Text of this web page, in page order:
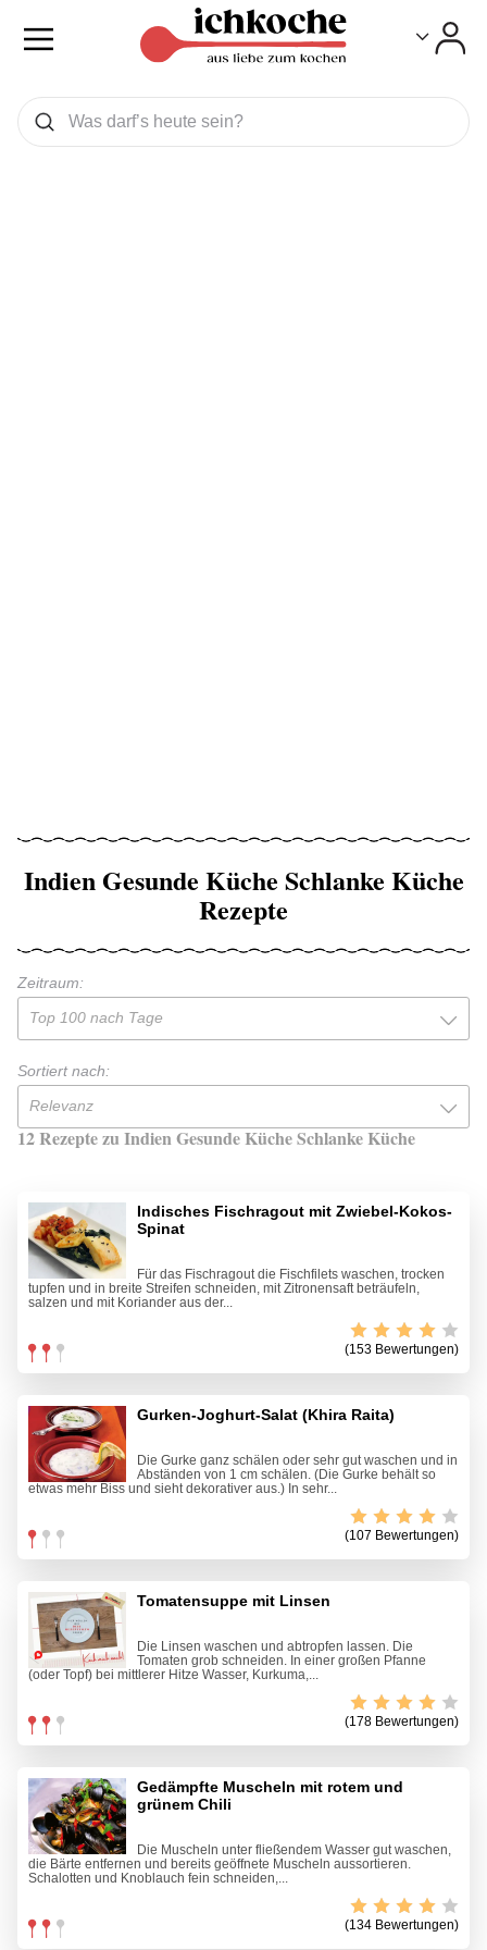
Was wollen Sie suchen
Suchen
Indien Gesunde Küche Schlanke Küche
Rezepte
Zeitraum:
Top 100 nach Tage
Sortiert nach:
Relevanz
12 Rezepte zu Indien Gesunde Küche Schlanke Küche
Indisches Fischragout mit Zwiebel-Kokos-
Spinat
Für das Fischragout die Fischfilets waschen, trocken
tupfen und in breite Streifen schneiden, mit Zitronensaft beträufeln,
salzen und mit Koriander aus der...
(153 Bewertungen)
Gurken-Joghurt-Salat (Khira Raita)
Die Gurke ganz schälen oder sehr gut waschen und in
Abständen von 1 cm schälen. (Die Gurke behält so
etwas mehr Biss und sieht dekorativer aus.) In sehr...
(107 Bewertungen)
Tomatensuppe mit Linsen
Die Linsen waschen und abtropfen lassen. Die
Tomaten grob schneiden. In einer großen Pfanne
(oder Topf) bei mittlerer Hitze Wasser, Kurkuma,...
(178 Bewertungen)
Gedämpfte Muscheln mit rotem und
grünem Chili
Die Muscheln unter fließendem Wasser gut waschen,
die Bärte entfernen und bereits geöffnete Muscheln aussortieren.
Schalotten und Knoblauch fein schneiden,...
(134 Bewertungen)